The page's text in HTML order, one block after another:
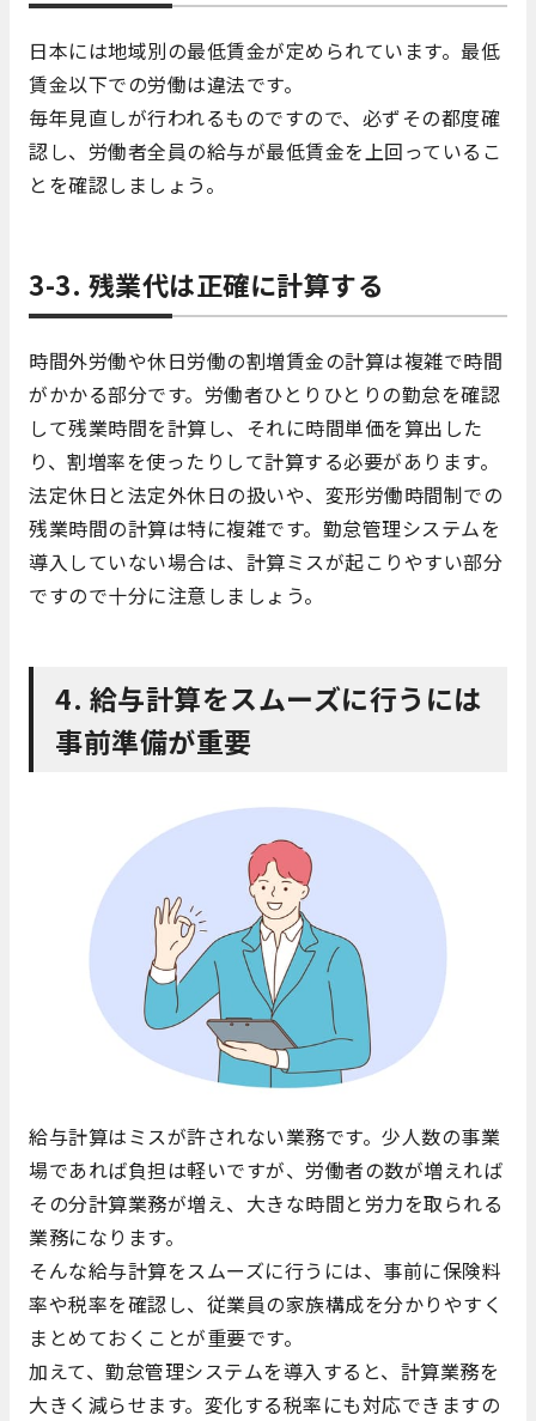
日本には地域別の最低賃金が定められています。最低
賃金以下での労働は違法です。
毎年見直しが行われるものですので、必ずその都度確
認し、労働者全員の給与が最低賃金を上回っているこ
とを確認しましょう。
3-3. 残業代は正確に計算する
時間外労働や休日労働の割増賃金の計算は複雑で時間
がかかる部分です。労働者ひとりひとりの勤怠を確認
して残業時間を計算し、それに時間単価を算出した
り、割増率を使ったりして計算する必要があります。
法定休日と法定外休日の扱いや、変形労働時間制での
残業時間の計算は特に複雑です。勤怠管理システムを
導入していない場合は、計算ミスが起こりやすい部分
ですので十分に注意しましょう。
4. 給与計算をスムーズに行うには
事前準備が重要
給与計算はミスが許されない業務です。少人数の事業
場であれば負担は軽いですが、労働者の数が増えれば
その分計算業務が増え、大きな時間と労力を取られる
業務になります。
そんな給与計算をスムーズに行うには、事前に保険料
率や税率を確認し、従業員の家族構成を分かりやすく
まとめておくことが重要です。
加えて、勤怠管理システムを導入すると、計算業務を
大きく減らせます。変化する税率にも対応できますの